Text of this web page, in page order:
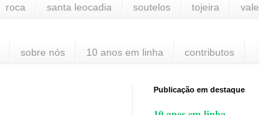
roca santa leocadia soutelos tojeira vale
sobre nós 10 anos em linha contributos
Publicação em destaque